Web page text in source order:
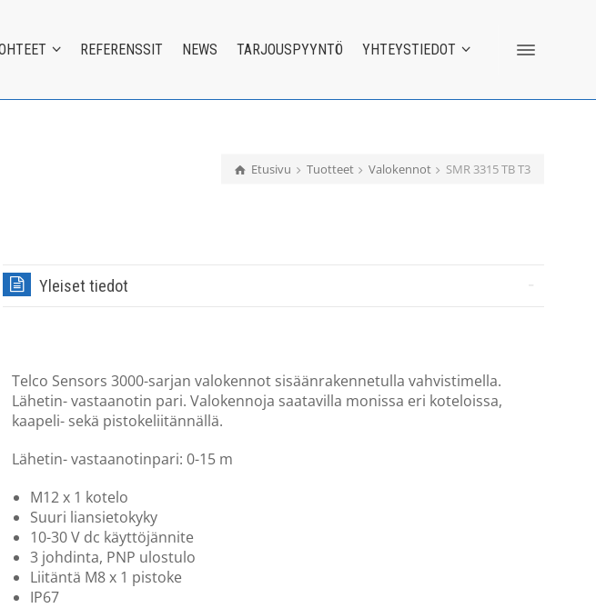
REFERENSSIT NEWS TARJOUSPYYNTÖ YHTEYSTIEDOT
Etusivu Tuotteet Valokennot SMR 3315 TB T3
Yleiset tiedot
Telco Sensors 3000-sarjan valokennot sisäänrakennetulla vahvistimella.
Lähetin- vastaanotin pari. Valokennoja saatavilla monissa eri koteloissa,
kaapeli- sekä pistokeliitännällä.
Lähetin- vastaanotinpari: 0-15 m
M12 x 1 kotelo
Suuri liansietokyky
10-30 V dc käyttöjännite
3 johdinta, PNP ulostulo
Liitäntä M8 x 1 pistoke
IP67